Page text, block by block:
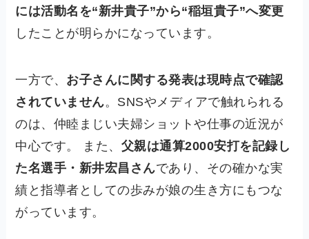
には活動名を“新井貴子”から“稲垣貴子”へ変更
したことが明らかになっています。
一方で、 お子さんに関する発表は現時点で確認
されていません。SNSやメディアで触れられる
のは、仲睦まじい夫婦ショットや仕事の近況が
中心です。 また、 父親は通算2000安打を記録し
た名選手・新井宏昌さんであり、その確かな実
績と指導者としての歩みが娘の生き方にもつな
がっています。